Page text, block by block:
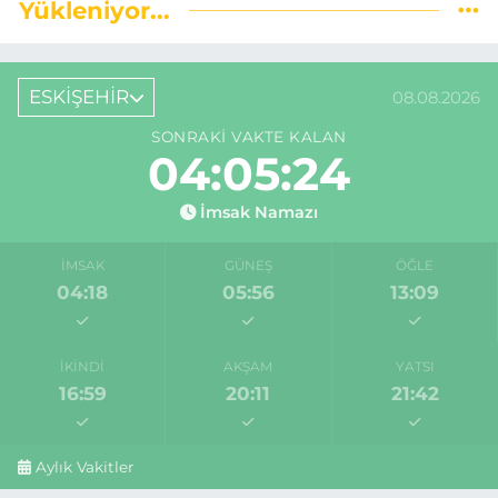
Yükleniyor...
ESKİŞEHİR 08.08.2026
SONRAKI VAKTE KALAN
04:05:24
İmsak Namazı
İMSAK
04:18
GÜNEŞ
05:56
ÖĞLE
13:09
İKINDI
16:59
AKŞAM
20:11
YATSI
21:42
Aylık Vakitler